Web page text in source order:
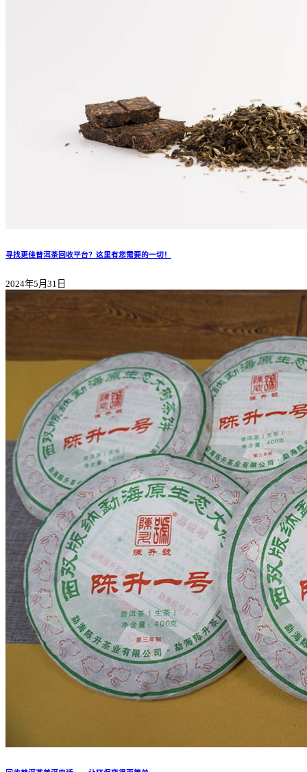
寻找更佳普洱茶回收平台？这里有您需要的一切！
2024年5月31日